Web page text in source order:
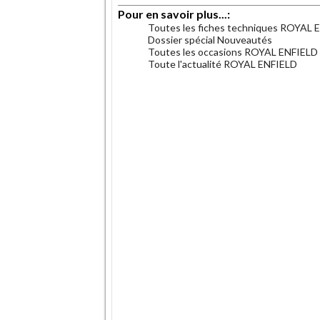
Pour en savoir plus...:
Toutes les fiches techniques ROYAL
Dossier spécial Nouveautés
Toutes les occasions ROYAL ENFIELD
Toute l'actualité ROYAL ENFIELD